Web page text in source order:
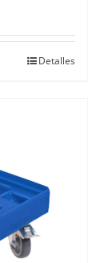
Detalles